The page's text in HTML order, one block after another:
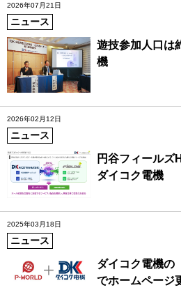
2026年07月21日
ニュース
遊技参加人口は
機
2026年02月12日
ニュース
円谷フィールズ
ダイコク電機
2025年03月18日
ニュース
ダイコク電機の
でホームページ